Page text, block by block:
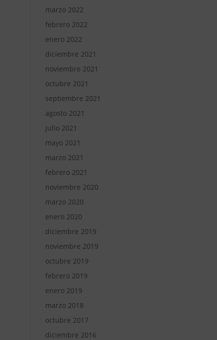
marzo 2022
febrero 2022
enero 2022
diciembre 2021
noviembre 2021
octubre 2021
septiembre 2021
agosto 2021
julio 2021
mayo 2021
marzo 2021
febrero 2021
noviembre 2020
marzo 2020
enero 2020
diciembre 2019
noviembre 2019
octubre 2019
febrero 2019
enero 2019
marzo 2018
octubre 2017
diciembre 2016